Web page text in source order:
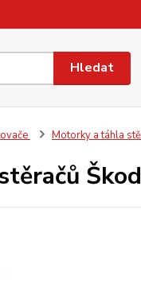
Hledat
Motorky a táhla